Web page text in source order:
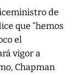
de
que “hemos
el
vigor a
Chapman